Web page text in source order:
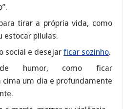
tirar a própria vida, como
estocar pílulas.
social e desejarficar sozinho.
humor, como ficar
cima um dia e profundamente